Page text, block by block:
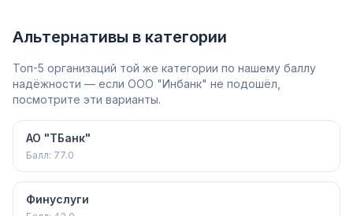
Альтернативы в категории
Топ-5 организаций той же категории по нашему баллу
надёжности — если ООО "Инбанк" не подошёл,
посмотрите эти варианты.
АО "ТБанк"
Балл: 77.0
Финуслуги